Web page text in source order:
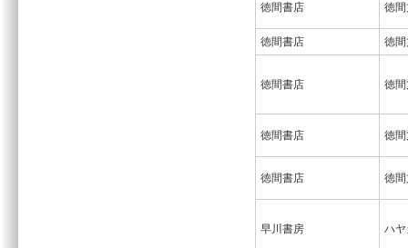
徳間書店 徳
徳間書店 徳
徳間書店 徳
徳間書店 徳
徳間書店 徳
早川書房 ハ